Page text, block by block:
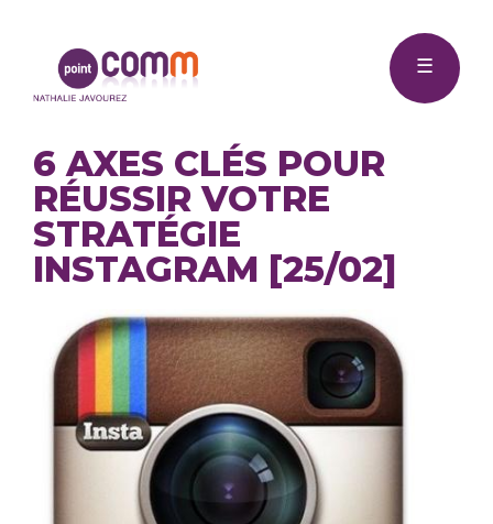
Point
☰
6 AXES CLÉS POUR
RÉUSSIR VOTRE
STRATÉGIE
INSTAGRAM [25/02]